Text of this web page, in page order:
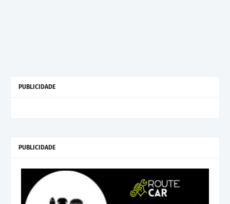
PUBLICIDADE
PUBLICIDADE